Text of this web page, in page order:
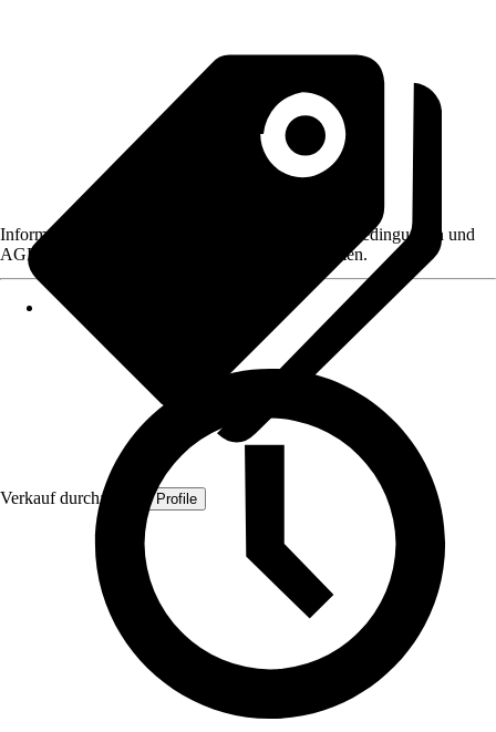
Verkauf durch: Quest Profile
Informationen des Verkäufers, wie z. B. Rückgabebedingungen und
AGB, finden Sie bei Klick auf den Verkäufernamen.